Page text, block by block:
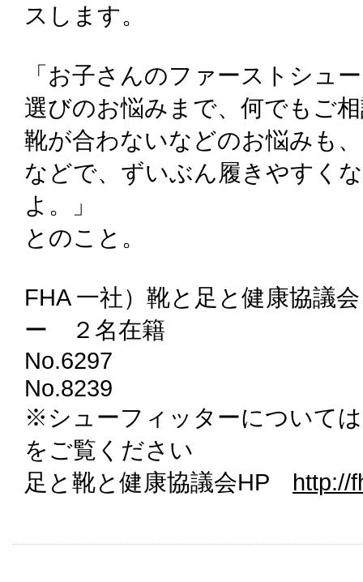
スします。
「お子さんのファーストシュ
選びのお悩みまで、何でもご
靴が合わないなどのお悩みも
などで、ずいぶん履きやすく
よ。」
とのこと。
FHA 一社）靴と足と健康協議
ー ２名在籍
No.6297
No.8239
※シューフィッターについて
をご覧ください
足と靴と健康協議会HP http://